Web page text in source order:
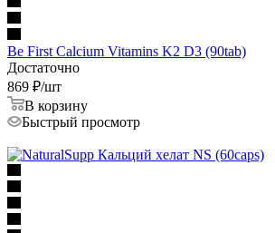
Be First Calcium Vitamins K2 D3 (90tab)
Достаточно
869 ₽/шт
В корзину
Быстрый просмотр